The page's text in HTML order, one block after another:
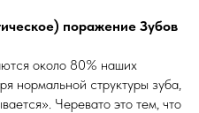
поражение Зубов
около 80% наших
нормальной структуры зуба,
Черевато это тем, что